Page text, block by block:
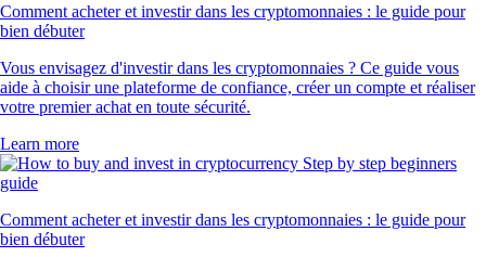
Comment acheter et investir dans les cryptomonnaies : le guide pour
bien débuter
Vous envisagez d'investir dans les cryptomonnaies ? Ce guide vous
aide à choisir une plateforme de confiance, créer un compte et réaliser
votre premier achat en toute sécurité.
Learn more
Comment acheter et investir dans les cryptomonnaies : le guide pour
bien débuter